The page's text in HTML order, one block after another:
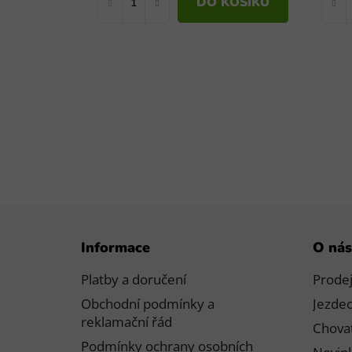
Informace
Platby a doručení
Obchodní podmínky a
reklamační řád
Podmínky ochrany osobních
O nás